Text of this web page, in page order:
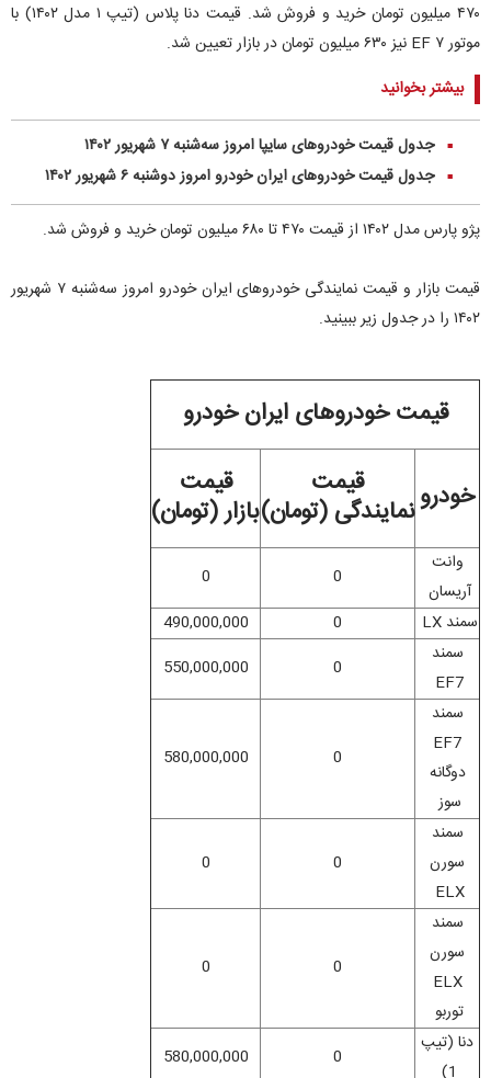
۴۷۰ میلیون تومان خرید و فروش شد. قیمت دنا پلاس (تیپ ۱ مدل ۱۴۰۲) با
موتور EF ۷ نیز ۶۳۰ میلیون تومان در بازار تعیین شد.
بیشتر بخوانید
■ جدول قیمت خودرو‌های سایپا امروز سه‌شنبه ۷ شهریور ۱۴۰۲
■ جدول قیمت خودرو‌های ایران خودرو امروز دوشنبه ۶ شهریور ۱۴۰۲
پژو پارس مدل ۱۴۰۲ از قیمت ۴۷۰ تا ۶۸۰ میلیون تومان خرید و فروش شد.
قیمت بازار و قیمت نمایندگی خودرو‌های ایران خودرو امروز سه‌شنبه ۷ شهریور
۱۴۰۲ را در جدول زیر ببینید.
قیمت خودروهای ایران خودرو
خودرو قیمت
نمایندگی (تومان)
قیمت
بازار (تومان)
وانت
آریسان
0
0
سمند LX
0
490,000,000
سمند
EF7
0
550,000,000
سمند
EF7
دوگانه
سوز
0
580,000,000
سمند
سورن
ELX
0
0
سمند
سورن
ELX
توربو
0
0
دنا (تیپ
1)
0
580,000,000